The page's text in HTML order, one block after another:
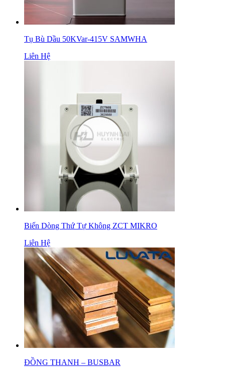
Tụ Bù Dầu 50KVar-415V SAMWHA
Liên Hệ
Biến Dòng Thứ Tự Không ZCT MIKRO
Liên Hệ
ĐỒNG THANH – BUSBAR